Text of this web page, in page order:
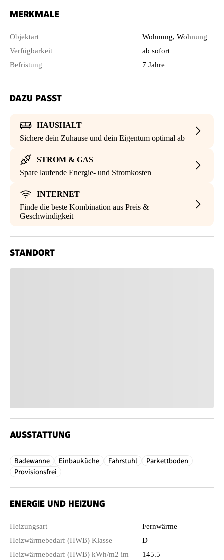
MERKMALE
Objektart
Wohnung, Wohnung
Verfügbarkeit
ab sofort
Befristung
7 Jahre
DAZU PASST
HAUSHALT
Sichere dein Zuhause und dein Eigentum optimal ab
STROM & GAS
Spare laufende Energie- und Stromkosten
INTERNET
Finde die beste Kombination aus Preis &
Geschwindigkeit
STANDORT
AUSSTATTUNG
Badewanne Einbauküche Fahrstuhl
Parkettboden
Provisionsfrei
ENERGIE UND HEIZUNG
Heizungsart
Fernwärme
Heizwärmebedarf (HWB) Klasse
D
Heizwärmebedarf (HWB) kWh/m2 im
145.5